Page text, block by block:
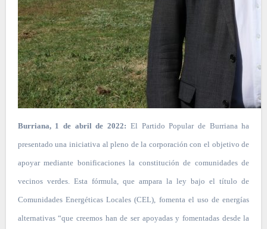
Burriana, 1 de abril de 2022: El Partido Popular de Burriana ha
presentado una iniciativa al pleno de la corporación con el objetivo de
apoyar mediante bonificaciones la constitución de comunidades de
vecinos verdes. Esta fórmula, que ampara la ley bajo el título de
Comunidades Energéticas Locales (CEL), fomenta el uso de energías
alternativas “que creemos han de ser apoyadas y fomentadas desde la